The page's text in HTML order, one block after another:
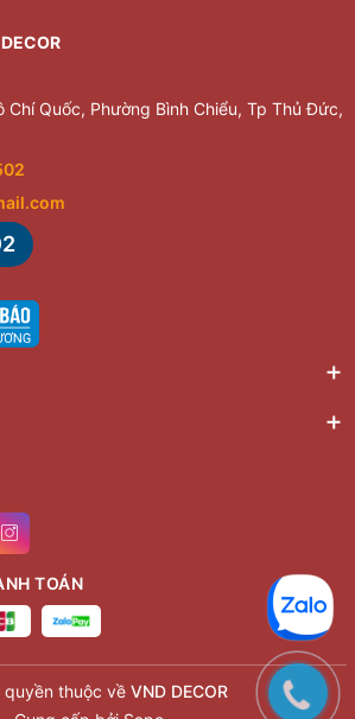
Chí Quốc, Phường Bình Chiểu, Tp Thủ Đức,
TOÁN
thuộc về VND DECOR